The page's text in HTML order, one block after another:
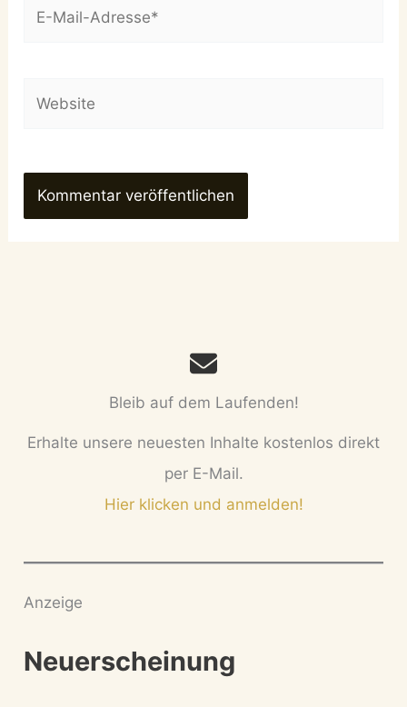
Bleib auf dem Laufenden!
Erhalte unsere neuesten Inhalte kostenlos direkt
per E-Mail.
Hier klicken und anmelden!
Anzeige
Neuerscheinung